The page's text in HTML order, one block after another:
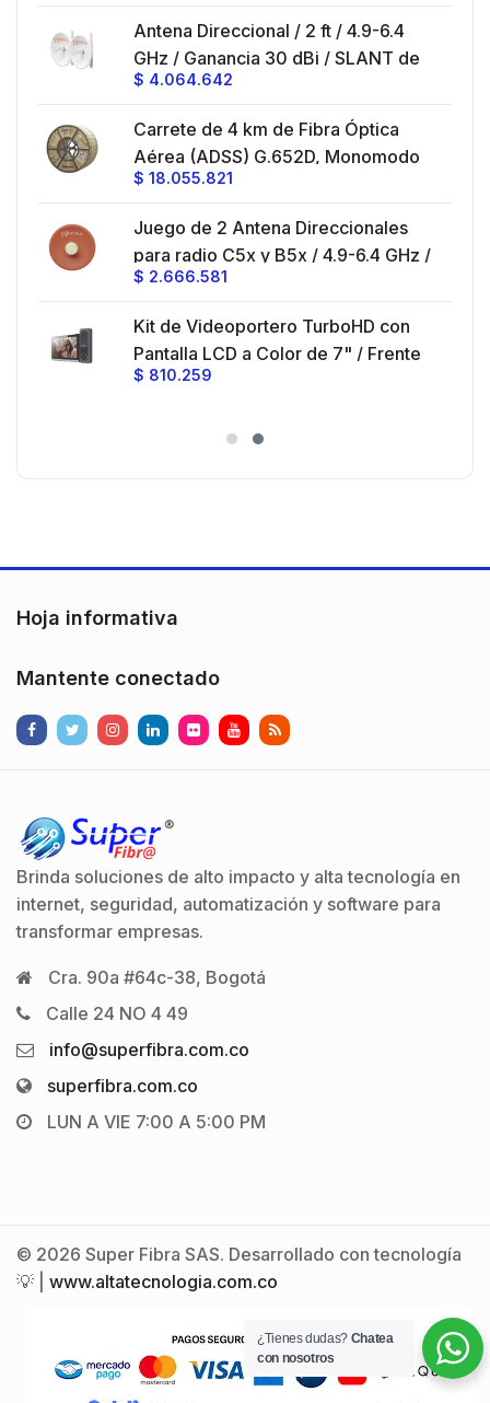
hasta 80 km, Conectores N-hembra,
montaje con alineación milimétrica.
Antena Direccional / 2 ft / 4.9-6.4
GHz / Ganancia 30 dBi / SLANT de
45 ° y 90 ° / Conector N-Hembra /
Montaje y jumpers incluidos.
$ 4.064.642
Carrete de 4 km de Fibra Óptica
Aérea (ADSS) G.652D, Monomodo
de 24 Hilos, Exterior, Span 200,
$ 18.055.821
Juego de 2 Antena Direccionales
para radio C5x y B5x / 4.9-6.4 GHz /
Ganancia 27 dBi / Montaje incluido.
$ 2.666.581
Kit de Videoportero TurboHD con
Pantalla LCD a Color de 7" / Frente
de Calle para Exterior de
)130° de Visión (Gran Angular)
$ 810.259
Hoja informativa
Mantente conectado
Brinda soluciones de alto impacto y alta tecnología en
internet, seguridad, automatización y software para
transformar empresas.
Cra. 90a #64c-38, Bogotá
Calle 24 NO 4 49
info@superfibra.com.co
superfibra.com.co
LUN A VIE 7:00 A 5:00 PM
© 2026 Super Fibra SAS. Desarrollado con tecnología
💡 | www.altatecnologia.com.co
¿Tienes dudas? Chatea
con nosotros